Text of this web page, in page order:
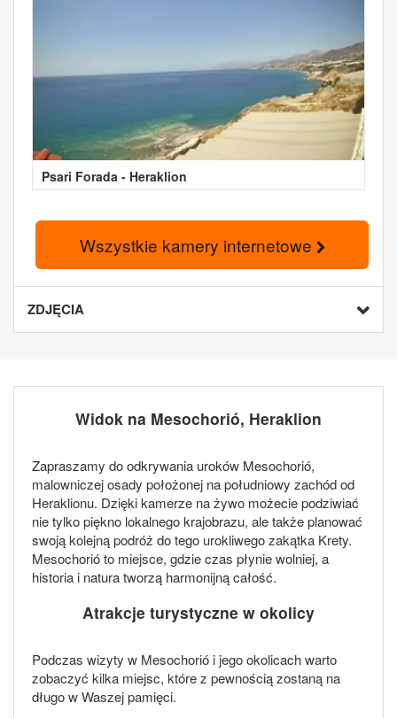
Psari Forada - Heraklion
Wszystkie kamery internetowe
ZDJĘCIA
Widok na Mesochorió, Heraklion
Zapraszamy do odkrywania uroków Mesochorió,
malowniczej osady położonej na południowy zachód od
Heraklionu. Dzięki kamerze na żywo możecie podziwiać
nie tylko piękno lokalnego krajobrazu, ale także planować
swoją kolejną podróż do tego urokliwego zakątka Krety.
Mesochorió to miejsce, gdzie czas płynie wolniej, a
historia i natura tworzą harmonijną całość.
Atrakcje turystyczne w okolicy
Podczas wizyty w Mesochorió i jego okolicach warto
zobaczyć kilka miejsc, które z pewnością zostaną na
długo w Waszej pamięci.